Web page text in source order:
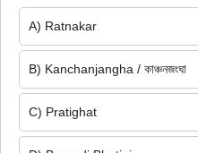
A) Ratnakar
B) Kanchanjangha / কাঞ্চনজংঘা
C) Pratighat